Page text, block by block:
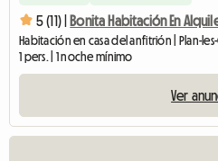
5 (11) | Bonita Habitación En
Habitación en casa del anfitrión | Plan-les-
1 pers. | 1 noche mínimo
Ver